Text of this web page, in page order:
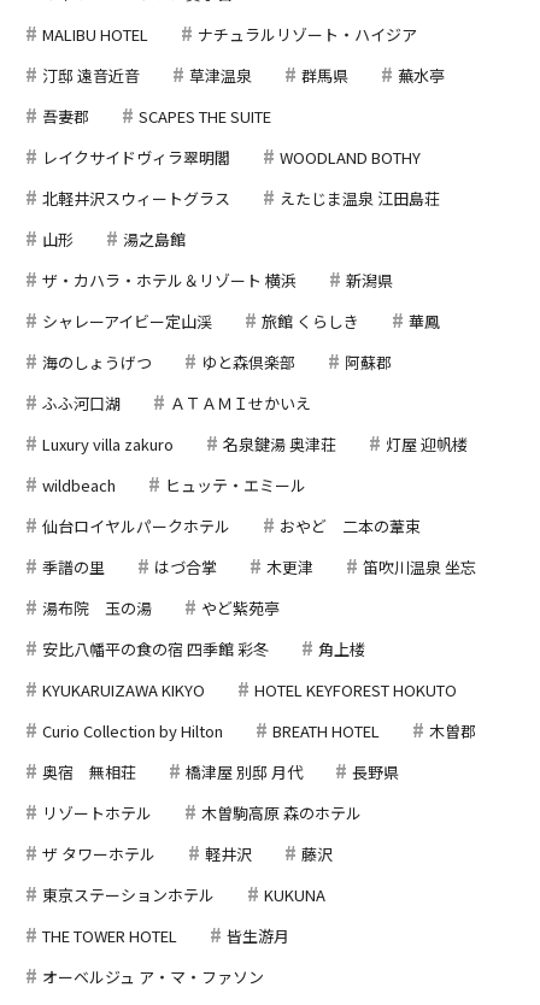
MALIBU HOTEL
ナチュラルリゾート・ハイジア
汀邸 遠音近音
草津温泉 群馬県
蕪水亭
吾妻郡
SCAPES THE SUITE
レイクサイドヴィラ翠明閣
WOODLAND BOTHY
北軽井沢スウィートグラス
えたじま温泉 江田島荘
山形
湯之島館
ザ・カハラ・ホテル＆リゾート 横浜
新潟県
シャレーアイビー定山渓
旅館 くらしき
華鳳
海のしょうげつ
ゆと森倶楽部
阿蘇郡
ふふ河口湖
ＡＴＡＭＩせかいえ
Luxury villa zakuro
名泉鍵湯 奥津荘
灯屋 迎帆楼
wildbeach
ヒュッテ・エミール
仙台ロイヤルパークホテル
おやど 二本の葦束
季譜の里
はづ合掌 木更津
笛吹川温泉 坐忘
湯布院 玉の湯
やど紫苑亭
安比八幡平の食の宿 四季館 彩冬
角上楼
KYUKARUIZAWA KIKYO
HOTEL KEYFOREST HOKUTO
Curio Collection by Hilton
BREATH HOTEL
木曽郡
奥宿 無相荘
橋津屋 別邸 月代
長野県
リゾートホテル
木曽駒高原 森のホテル
ザ タワーホテル
軽井沢
藤沢
東京ステーションホテル
KUKUNA
THE TOWER HOTEL
皆生游月
オーベルジュ ア・マ・ファソン